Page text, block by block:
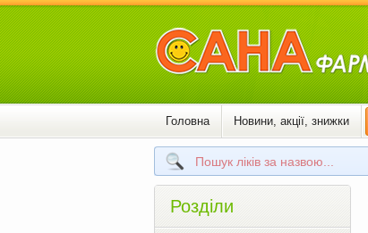
Головна Новини, акції, знижки
Розділи